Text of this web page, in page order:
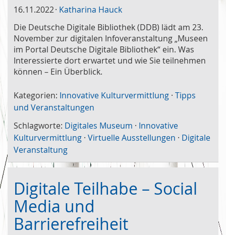
16.11.2022 Katharina Hauck
Die Deutsche Digitale Bibliothek (DDB) lädt am 23.
November zur digitalen Infoveranstaltung „Museen
im Portal Deutsche Digitale Bibliothek“ ein. Was
Interessierte dort erwartet und wie Sie teilnehmen
können – Ein Überblick.
Kategorien: Innovative Kulturvermittlung · Tipps
und Veranstaltungen
Schlagworte: Digitales Museum · Innovative
Kulturvermittlung · Virtuelle Ausstellungen · Digitale
Veranstaltung
Digitale Teilhabe – Social
Media und
Barrierefreiheit